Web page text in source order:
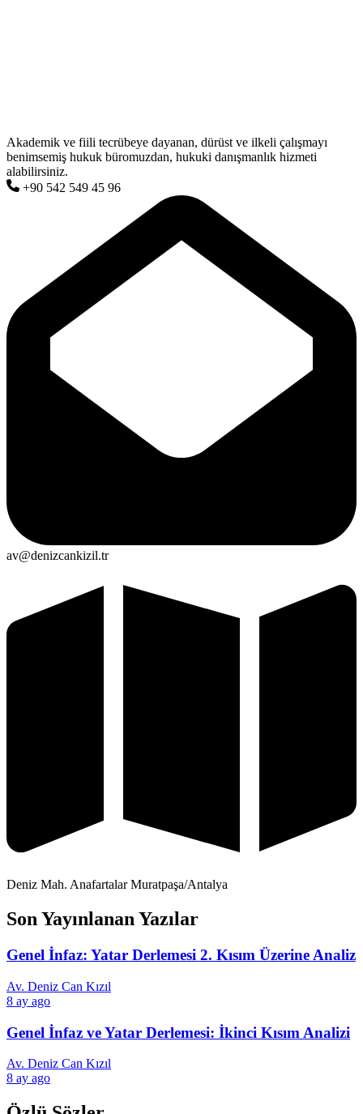
Akademik ve fiili tecrübeye dayanan, dürüst ve ilkeli çalışmayı
benimsemiş hukuk büromuzdan, hukuki danışmanlık hizmeti
alabilirsiniz.
+90 542 549 45 96
av@denizcankizil.tr
Deniz Mah. Anafartalar Muratpaşa/Antalya
Son Yayınlanan Yazılar
Genel İnfaz: Yatar Derlemesi 2. Kısım Üzerine Analiz
Av. Deniz Can Kızıl
8 ay ago
Genel İnfaz ve Yatar Derlemesi: İkinci Kısım Analizi
Av. Deniz Can Kızıl
8 ay ago